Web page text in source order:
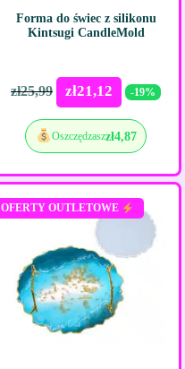
Forma do świec z silikonu
Kintsugi CandleMold
zł25,99 zł21,12 -19%
Oszczędzaszzł4,87
OFERTY OUTLETOWE